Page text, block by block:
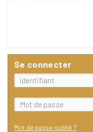
Se connecter
Mot de passe oublié ?